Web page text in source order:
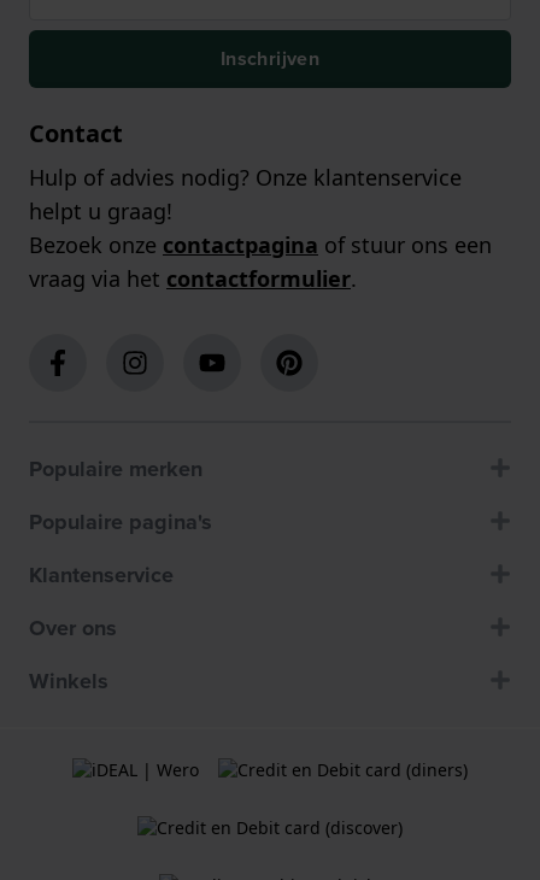
Inschrijven
Contact
Hulp of advies nodig? Onze klantenservice
helpt u graag!
Bezoek onze contactpagina of stuur ons een
vraag via het contactformulier.
Populaire merken
Populaire pagina's
Klantenservice
Over ons
Winkels